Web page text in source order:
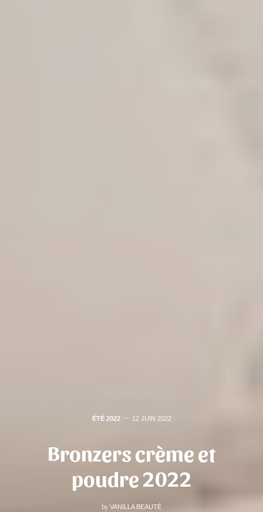
ÉTÉ 2022 12 JUIN 2022
Bronzers crème et
poudre 2022
by VANILLA BEAUTÉ